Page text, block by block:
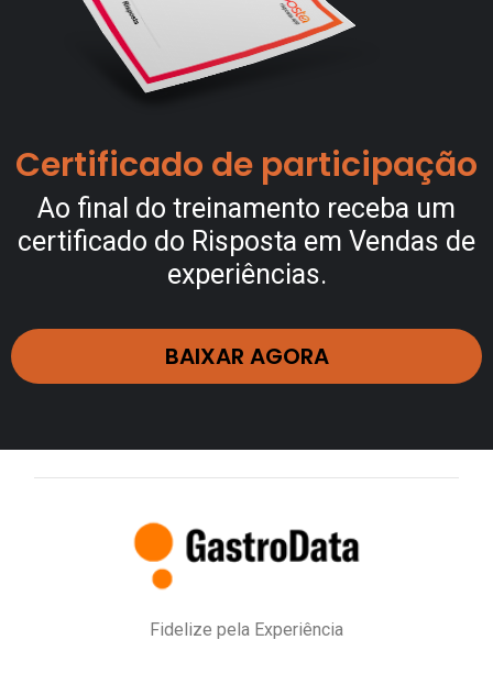
Certificado de participação
Ao final do treinamento receba um
certificado do Risposta em Vendas de
experiências.
BAIXAR AGORA
Fidelize pela Experiência